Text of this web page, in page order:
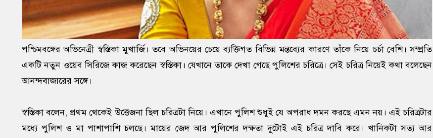
পশ্চিমবঙ্গের অভিনেত্রী স্বস্তিকা মুখার্জি। তবে অভিনয়ের চেয়ে ব্যক্তিগত বিভিন্ন মন্তব্যের কারণে তাঁকে নিয়ে চর্চা বেশি। সম্প্রতি
একটি নতুন ওয়েব সিরিজে কাজ করেছেন স্বস্তিকা। যেখানে তাকে দেখা গেছে পুলিশের চরিত্রে। সেই চরিত্র নিয়েই কথা বলেছেন
আনন্দবাজারের সঙ্গে।
স্বস্তিকা বলেন, প্রথম থেকেই উত্তেজনা ছিল চরিত্রটা নিয়ে। এখানে পুলিশ শুধুই যে অপরাধ দমন করছে এমন নয়। এই চরিত্রটার
মধ্যে পুলিশ ও মা পাশাপাশি চলছে। মায়ের জেদ আর পুলিশের দক্ষতা দুটোই এই চরিত্র দাবি করে। খানিকটা সত্য আর